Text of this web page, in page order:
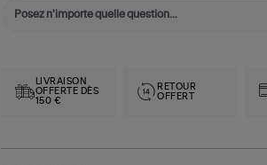
LIVRAISON
OFFERTE DÈS
150 €
RETOUR
OFFERT